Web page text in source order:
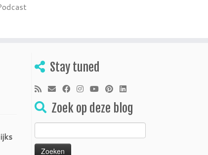
Stay tuned
Zoek op deze blog
Zoeken
naar: